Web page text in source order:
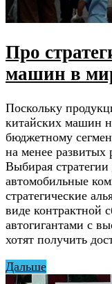
Про
машин в
Поскольку
китайских машин
бюджетному
на менее развитых
Выбирая
автомобильные
стратегические
виде контрактной
автогигантами с
хотят получить
Дальше